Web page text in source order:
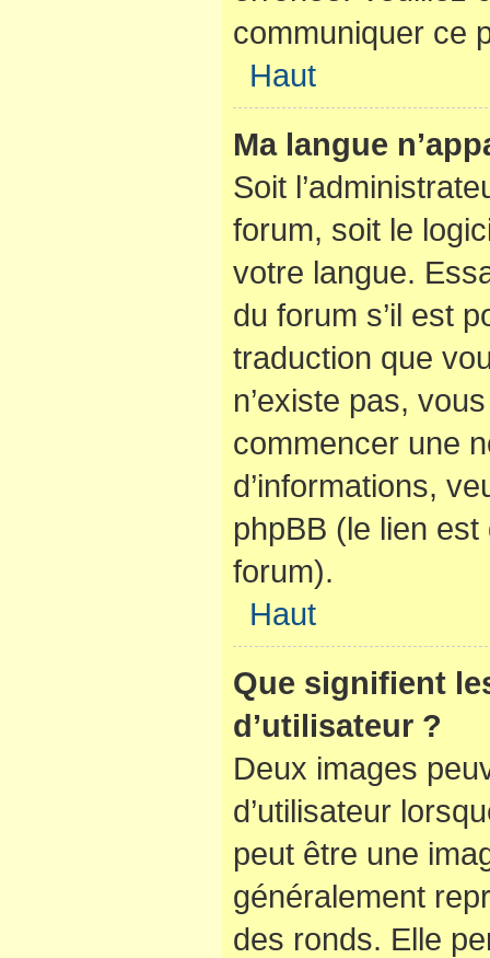
communiquer ce
Haut
Ma langue
Soit
forum, soit le
votre langue.
du forum s’il est
traduction que
n’existe pas,
commencer une
d’informations,
phpBB (le lien
forum).
Haut
Que signifient
d’utilisateur ?
Deux images
d’utilisateur
peut être une
généralement
des ronds. Elle